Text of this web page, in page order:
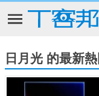
日月光 的最新